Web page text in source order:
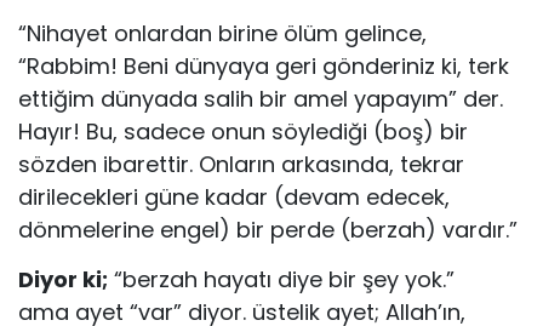
“Nihayet onlardan birine ölüm gelince,
“Rabbim! Beni dünyaya geri gönderiniz ki, terk
ettiğim dünyada salih bir amel yapayım” der.
Hayır! Bu, sadece onun söylediği (boş) bir
sözden ibarettir. Onların arkasında, tekrar
dirilecekleri güne kadar (devam edecek,
dönmelerine engel) bir perde (berzah) vardır.”
Diyor ki; “berzah hayatı diye bir şey yok.”
ama ayet “var” diyor. üstelik ayet; Allah’ın,